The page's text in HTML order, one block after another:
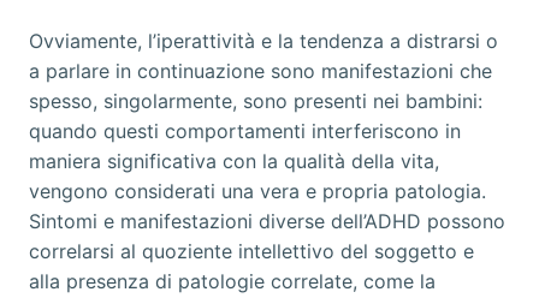
Ovviamente, l’iperattività e la tendenza a distrarsi o
a parlare in continuazione sono manifestazioni che
spesso, singolarmente, sono presenti nei bambini:
quando questi comportamenti interferiscono in
maniera significativa con la qualità della vita,
vengono considerati una vera e propria patologia.
Sintomi e manifestazioni diverse dell’ADHD possono
correlarsi al quoziente intellettivo del soggetto e
alla presenza di patologie correlate, come la